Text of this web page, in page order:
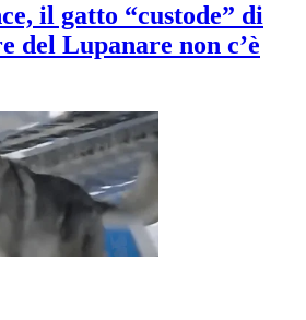
il gatto “custode” di
del Lupanare non c’è